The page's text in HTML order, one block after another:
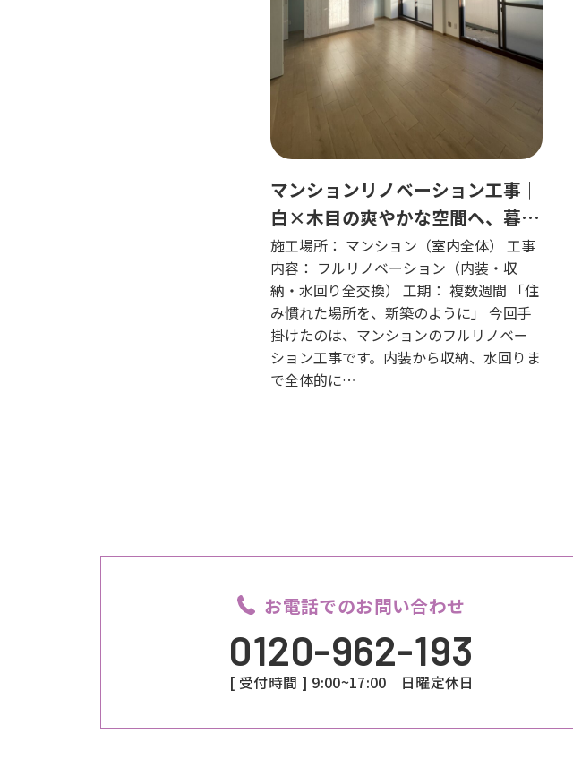
マンションリノベーション工事｜
白×木目の爽やかな空間へ、暮ら
しをまるごと一新
施工場所： マンション（室内全体） 工事
内容： フルリノベーション（内装・収
納・水回り全交換） 工期： 複数週間 「住
み慣れた場所を、新築のように」 今回手
掛けたのは、マンションのフルリノベー
ション工事です。内装から収納、水回りま
で全体的に…
お電話でのお問い合わせ
0120-962-193
[ 受付時間 ] 9:00~17:00 日曜定休日